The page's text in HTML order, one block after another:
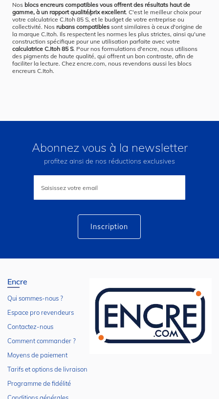
Nos blocs encreurs compatibles vous offrent des résultats haut de
gamme, à un rapport qualité/prix excellent. C'est le meilleur choix pour
votre calculatrice C.Itoh 85 S, et le budget de votre entreprise ou
collectivité. Nos rubans compatibles sont similaires à ceux d'origine de
la marque C.Itoh. Ils respectent les normes les plus strictes, ainsi qu'une
construction spécifique pour une utilisation parfaite avec votre
calculatrice C.Itoh 85 S. Pour nos formulations d'encre, nous utilisons
des pigments de haute qualité, qui offrent un bon contraste, afin de
faciliter la lecture. Chez encre.com, nous revendons aussi les blocs
encreurs C.Itoh.
Abonnez vous à la newsletter
profitez ainsi de nos réductions exclusives
lettre
Inscription
Encre
Qui sommes-nous ?
Espace pro revendeurs
Contactez-nous
Comment commander ?
Moyens de paiement
Tarifs et options de livraison
Programme de fidélité